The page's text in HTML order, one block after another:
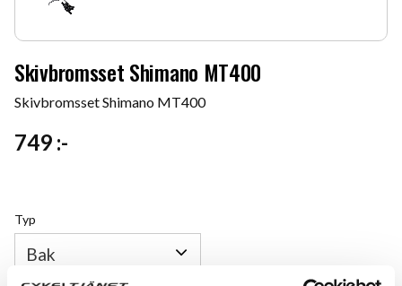
Skivbromsset Shimano MT400
Skivbromsset Shimano MT400
749 :-
Typ